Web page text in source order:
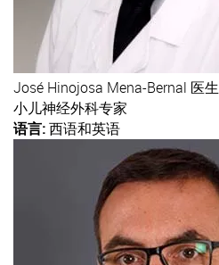
José Hinojosa Mena-Bernal 医生
小儿神经外科专家
语言:西语和英语